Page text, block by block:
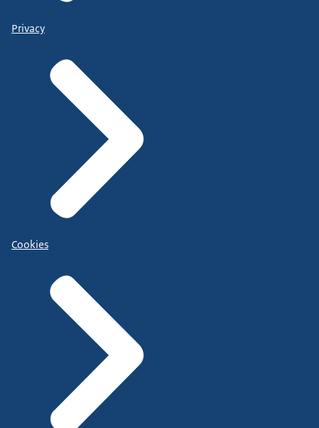
Privacy
Cookies